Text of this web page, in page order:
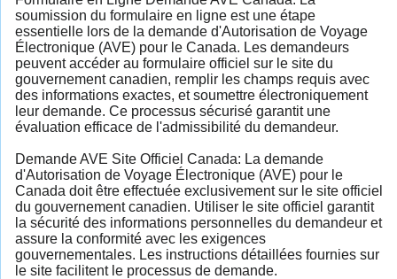
soumission du formulaire en ligne est une étape
essentielle lors de la demande d'Autorisation de Voyage
Électronique (AVE) pour le Canada. Les demandeurs
peuvent accéder au formulaire officiel sur le site du
gouvernement canadien, remplir les champs requis avec
des informations exactes, et soumettre électroniquement
leur demande. Ce processus sécurisé garantit une
évaluation efficace de l'admissibilité du demandeur.
Demande AVE Site Officiel Canada: La demande
d'Autorisation de Voyage Électronique (AVE) pour le
Canada doit être effectuée exclusivement sur le site officiel
du gouvernement canadien. Utiliser le site officiel garantit
la sécurité des informations personnelles du demandeur et
assure la conformité avec les exigences
gouvernementales. Les instructions détaillées fournies sur
le site facilitent le processus de demande.